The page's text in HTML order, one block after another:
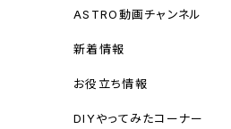
ASTRO動画チャンネル
新着情報
お役立ち情報
DIYやってみたコーナー